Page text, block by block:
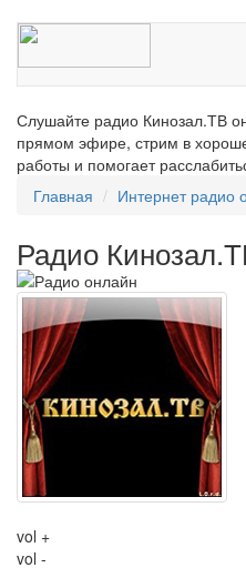
Слушайте радио Кинозал.ТВ
прямом эфире, стрим в
работы и помогает
Главная
Интернет радио
Радио
vol +
vol -